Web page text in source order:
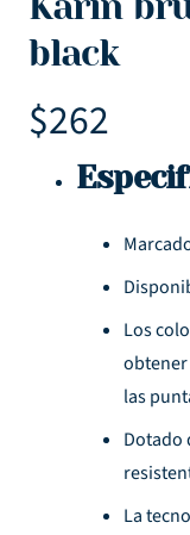
black
$262
Los
las
Dotado
La